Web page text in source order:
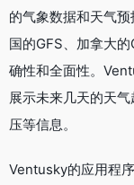
的气象数据和天气
国的GFS、加拿大
确性和全面性。
展示未来几天的天
压等信息。
Ventusky的应用程